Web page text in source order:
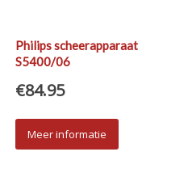
Philips scheerapparaat
S5400/06
€84.95
Meer informatie